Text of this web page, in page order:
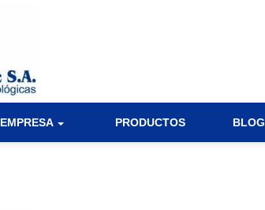
EMPRESA PRODUCTOS BLOG